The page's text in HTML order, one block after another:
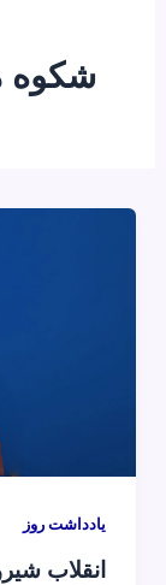
شکوه
یادداشت روز
انقلاب